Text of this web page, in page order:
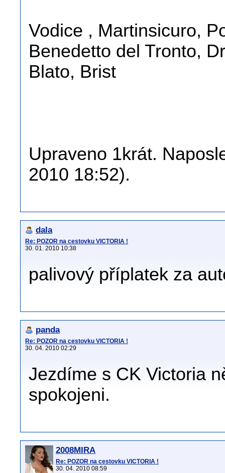
Vodice , Martinsicuro,
Benedetto del Tronto,
Blato, Brist
Upraveno 1krát.
2010 18:52).
dala
Re: POZOR na cestovku VICTORIA !
30. 01. 2010 10:38
palivový příplatek za
panda
Re: POZOR na cestovku VICTORIA !
30. 04. 2010 02:29
Jezdíme s CK Victoria
spokojeni.
2008MIRA
Re: POZOR na cestovku VICTORIA !
30. 04. 2010 08:59